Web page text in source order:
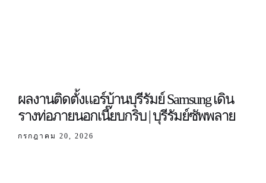
ผลงานติดตั้งแอร์บ้านบุรีรัมย์ Samsung เดิน
รางท่อภายนอกเนี๊ยบกริบ | บุรีรัมย์ซัพพลาย
กรกฎาคม 20, 2026